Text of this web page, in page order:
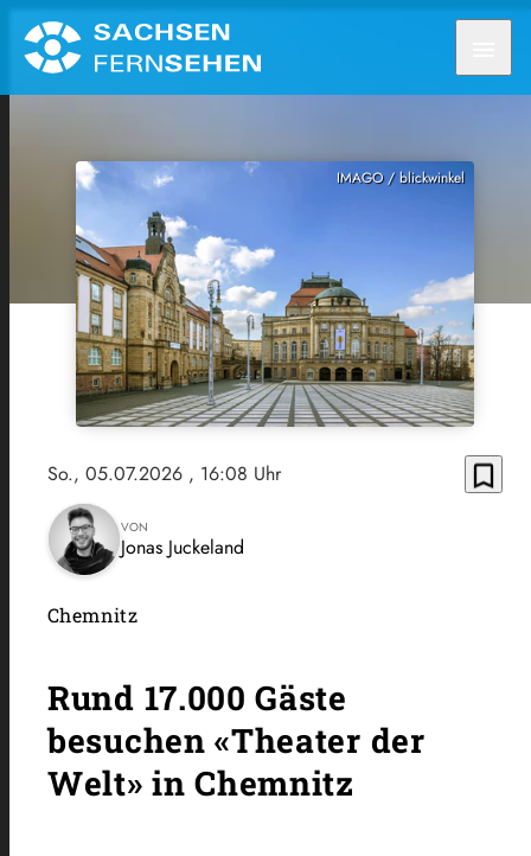
IMAGO / blickwinkel
So., 05.07.2026 , 16:08 Uhr bookmark_border
VON
Jonas Juckeland
Chemnitz
Rund 17.000 Gäste
besuchen «Theater der
Welt» in Chemnitz